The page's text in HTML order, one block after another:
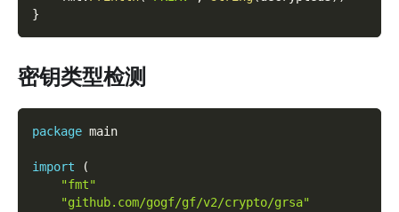
}
密钥类型检测
package main
import
(
"fmt"
"github.com/gogf/gf/v2/crypto/grsa"